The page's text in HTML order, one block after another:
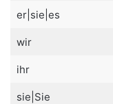
er|sie|es
wir
ihr
sie|Sie